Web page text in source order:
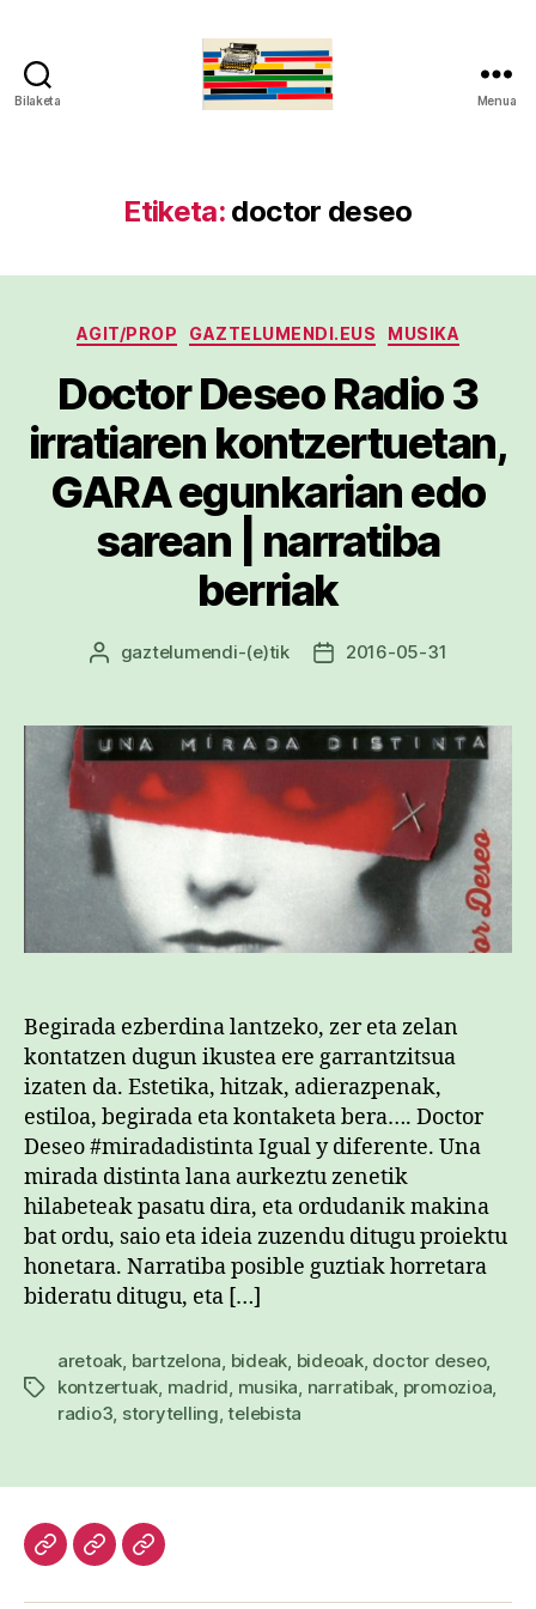
Bilaketa Menua
Etiketa: doctor deseo
Kategoriak
AGIT/PROP GAZTELUMENDI.EUS MUSIKA
Doctor Deseo Radio 3
irratiaren kontzertuetan,
GARA egunkarian edo
sarean | narratiba
berriak
Argitalpenaren
gaztelumendi-(e)tik
Argitalpenaren
2016-05-31
Begirada ezberdina lantzeko, zer eta zelan
kontatzen dugun ikustea ere garrantzitsua
izaten da. Estetika, hitzak, adierazpenak,
estiloa, begirada eta kontaketa bera…. Doctor
Deseo #miradadistinta Igual y diferente. Una
mirada distinta lana aurkeztu zenetik
hilabeteak pasatu dira, eta ordudanik makina
bat ordu, saio eta ideia zuzendu ditugu proiektu
honetara. Narratiba posible guztiak horretara
bideratu ditugu, eta […]
Etiketak
aretoak bartzelona bideak bideoak, doctor deseo,
kontzertuak madrid musika narratibak promozioa
radio3 storytelling ,telebista
HasieraKazetari
Patxi